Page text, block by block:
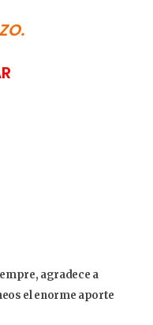
agradece a
el enorme aporte